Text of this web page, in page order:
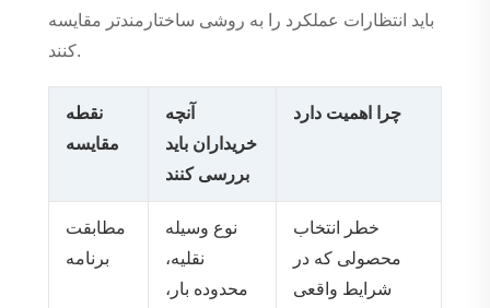
باید انتظارات عملکرد را به روشی ساختارمندتر مقایسه
کنند.
نقطه
مقایسه
آنچه
خریداران باید
بررسی کنند
چرا اهمیت دارد
مطابقت
برنامه
نوع وسیله
نقلیه،
محدوده بار،
خطر انتخاب
محصولی که در
شرایط واقعی